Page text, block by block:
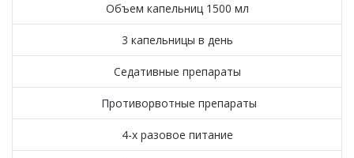
Объем капельниц 1500 мл
3 капельницы в день
Седативные препараты
Противорвотные препараты
4-х разовое питание